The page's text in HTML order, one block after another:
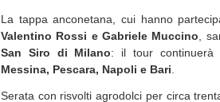
La tappa anconetana, cui hanno
Valentino Rossi e Gabriele Muccino ,
San Siro di Milano: il tour continuerà
Messina, Pescara, Napoli e Bari
Serata con risvolti agrodolci per circa